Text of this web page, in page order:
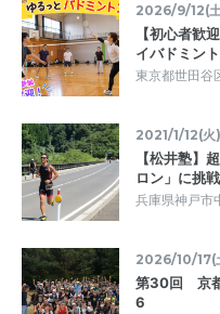
2026/9/12(
【初心者歓
イバドミント
東京都世田谷
2021/1/12(火
【松井塾】
ロン」に挑
兵庫県神戸市
2026/10/17(
第30回 京
6